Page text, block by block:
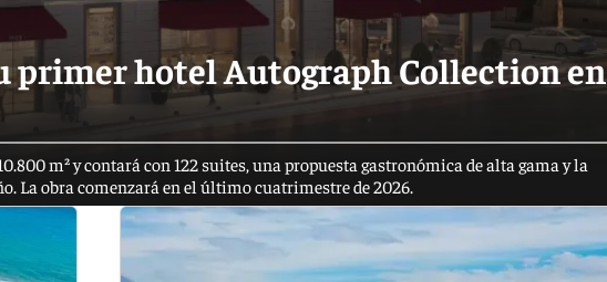
primer hotel Autograph Collection en
m² y contará con 122 suites, una propuesta gastronómica de alta gama y la
La obra comenzará en el último cuatrimestre de 2026.